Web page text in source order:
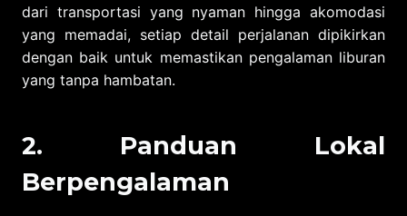
dari transportasi yang nyaman hingga akomodasi
yang memadai, setiap detail perjalanan dipikirkan
dengan baik untuk memastikan pengalaman liburan
yang tanpa hambatan.
2. Panduan Lokal
Berpengalaman